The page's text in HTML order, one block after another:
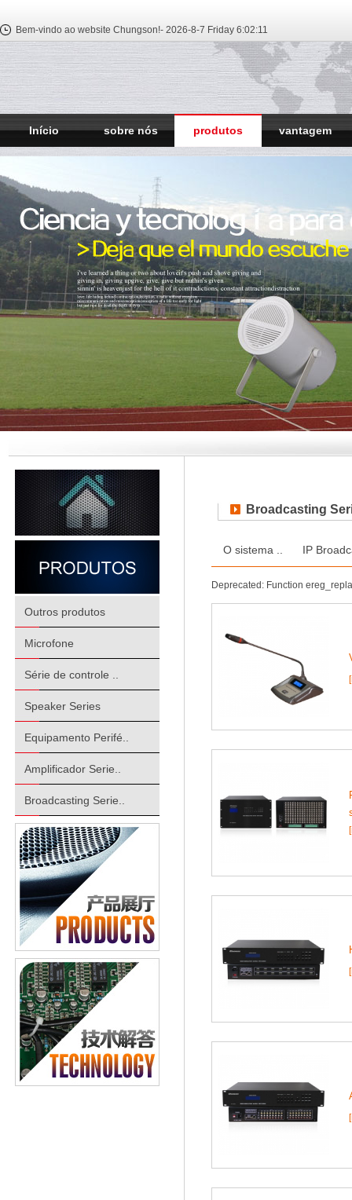
Bem-vindo ao website Chungson!- 2026-8-7 Friday 6:02:11
Início sobre nós produtos vantagem
Outros produtos
Microfone
Série de controle ..
Speaker Series
Equipamento Perifé..
Amplificador Serie..
Broadcasting Serie..
Broadcasting
O sistema .. IP
Deprecated: Function